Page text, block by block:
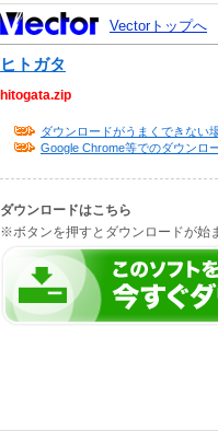
Vectorトップへ
ヒトガタ
hitogata.zip
ダウンロードがうまくできない
Google Chrome等でのダウンロ
ダウンロードはこちら
※ボタンを押すとダウンロードが始